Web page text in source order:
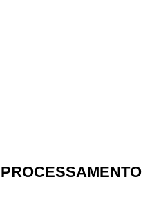
PROCESSAMENTO